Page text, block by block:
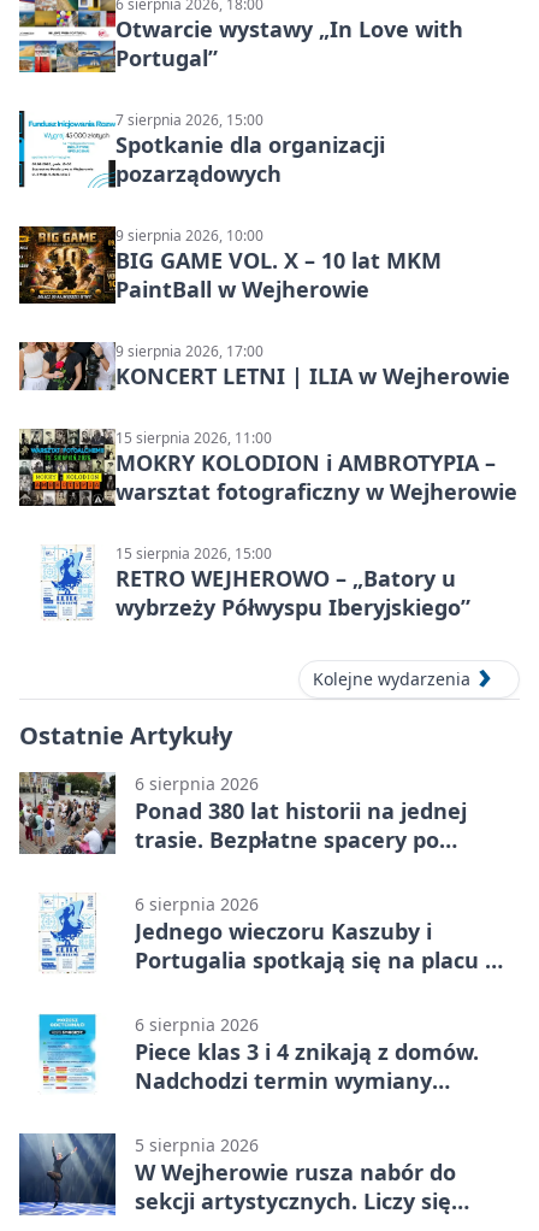
6 sierpnia 2026, 18:00
Otwarcie wystawy „In Love with
Portugal”
7 sierpnia 2026, 15:00
Spotkanie dla organizacji
pozarządowych
9 sierpnia 2026, 10:00
BIG GAME VOL. X – 10 lat MKM
PaintBall w Wejherowie
9 sierpnia 2026, 17:00
KONCERT LETNI | ILIA w Wejherowie
15 sierpnia 2026, 11:00
MOKRY KOLODION i AMBROTYPIA –
warsztat fotograficzny w Wejherowie
15 sierpnia 2026, 15:00
RETRO WEJHEROWO – „Batory u
wybrzeży Półwyspu Iberyjskiego”
Kolejne wydarzenia
Ostatnie Artykuły
6 sierpnia 2026
Ponad 380 lat historii na jednej
trasie. Bezpłatne spacery po
6 sierpnia 2026
Jednego wieczoru Kaszuby i
Portugalia spotkają się na placu w
6 sierpnia 2026
Piece klas 3 i 4 znikają z domów.
Nadchodzi termin wymiany
5 sierpnia 2026
W Wejherowie rusza nabór do
sekcji artystycznych. Liczy się